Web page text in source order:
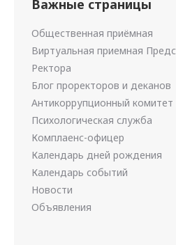
Важные страницы
Общественная приёмная
Виртуальная приемная
Ректора
Блог проректоров и деканов
Антикоррупционный
Психологическая служба
Комплаенс-офицер
Календарь дней рождения
Календарь событий
Новости
Объявления